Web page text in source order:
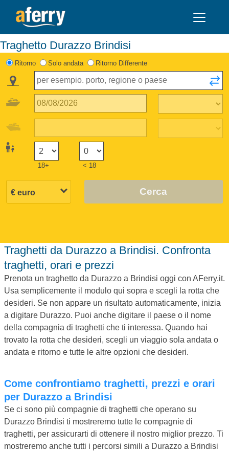
Traghetto Durazzo Brindisi
Ritorno Solo andata Ritorno Differente
18+ < 18
Cerca
Traghetti da Durazzo a Brindisi. Confronta
traghetti, orari e prezzi
Prenota un traghetto da Durazzo a Brindisi oggi con AFerry.it.
Usa semplicemente il modulo qui sopra e scegli la rotta che
desideri. Se non appare un risultato automaticamente, inizia
a digitare Durazzo. Puoi anche digitare il paese o il nome
della compagnia di traghetti che ti interessa. Quando hai
trovato la rotta che desideri, scegli un viaggio sola andata o
andata e ritorno e tutte le altre opzioni che desideri.
Come confrontiamo traghetti, prezzi e orari
per Durazzo a Brindisi
Se ci sono più compagnie di traghetti che operano su
Durazzo Brindisi ti mostreremo tutte le compagnie di
traghetti, per assicurarti di ottenere il nostro miglior prezzo. Ti
mostreremo anche tutti i percorsi simili a Durazzo a Brindisi